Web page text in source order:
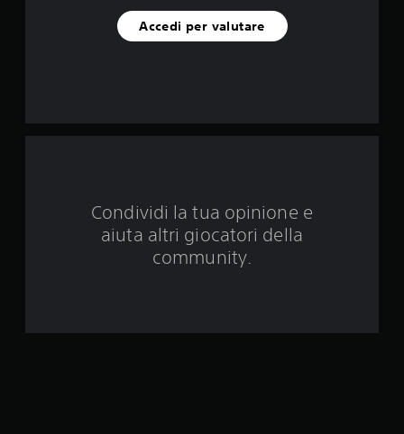
u
Accedi per valutare
Condividi la tua opinione e
aiuta altri giocatori della
community.